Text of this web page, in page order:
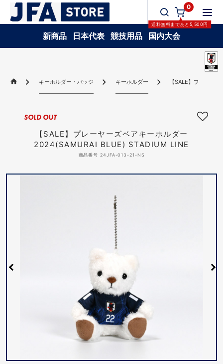
0
送料無料まであと 5,500円
新商品 日本代表 競技用品 国内大会
キーホルダー・バッジ キーホルダー 【SALE】プレーヤ
【SALE】プレーヤーズベアキーホルダー
2024(SAMURAI BLUE) STADIUM LINE
商品番号 24JFA-013-21-NS
SOLD OUT